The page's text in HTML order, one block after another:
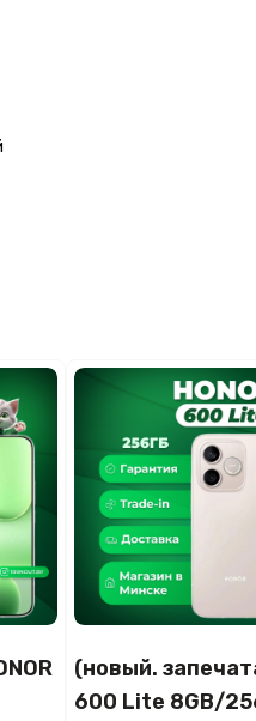
(новый.
600 Lite 8GB/